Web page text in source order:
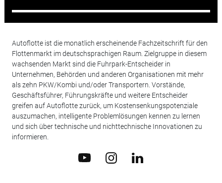
Autoflotte ist die monatlich erscheinende Fachzeitschrift für den
Flottenmarkt im deutschsprachigen Raum. Zielgruppe in diesem
wachsenden Markt sind die Fuhrpark-Entscheider in
Unternehmen, Behörden und anderen Organisationen mit mehr
als zehn PKW/Kombi und/oder Transportern. Vorstände,
Geschäftsführer, Führungskräfte und weitere Entscheider
greifen auf Autoflotte zurück, um Kostensenkungspotenziale
auszumachen, intelligente Problemlösungen kennen zu lernen
und sich über technische und nichttechnische Innovationen zu
informieren.